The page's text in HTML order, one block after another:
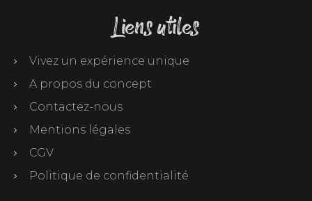
Liens utiles
Vivez un expérience unique
A propos du concept
Contactez-nous
Mentions légales
CGV
Politique de confidentialité